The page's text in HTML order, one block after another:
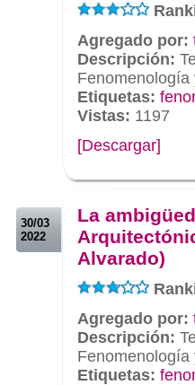
Agregado por:
Descripción:
Fenomenología
Etiquetas:
Vistas: 1197
[Descargar]
30/03
2022
La
Alvarado)
Agregado por:
Descripción:
Fenomenología
Etiquetas: